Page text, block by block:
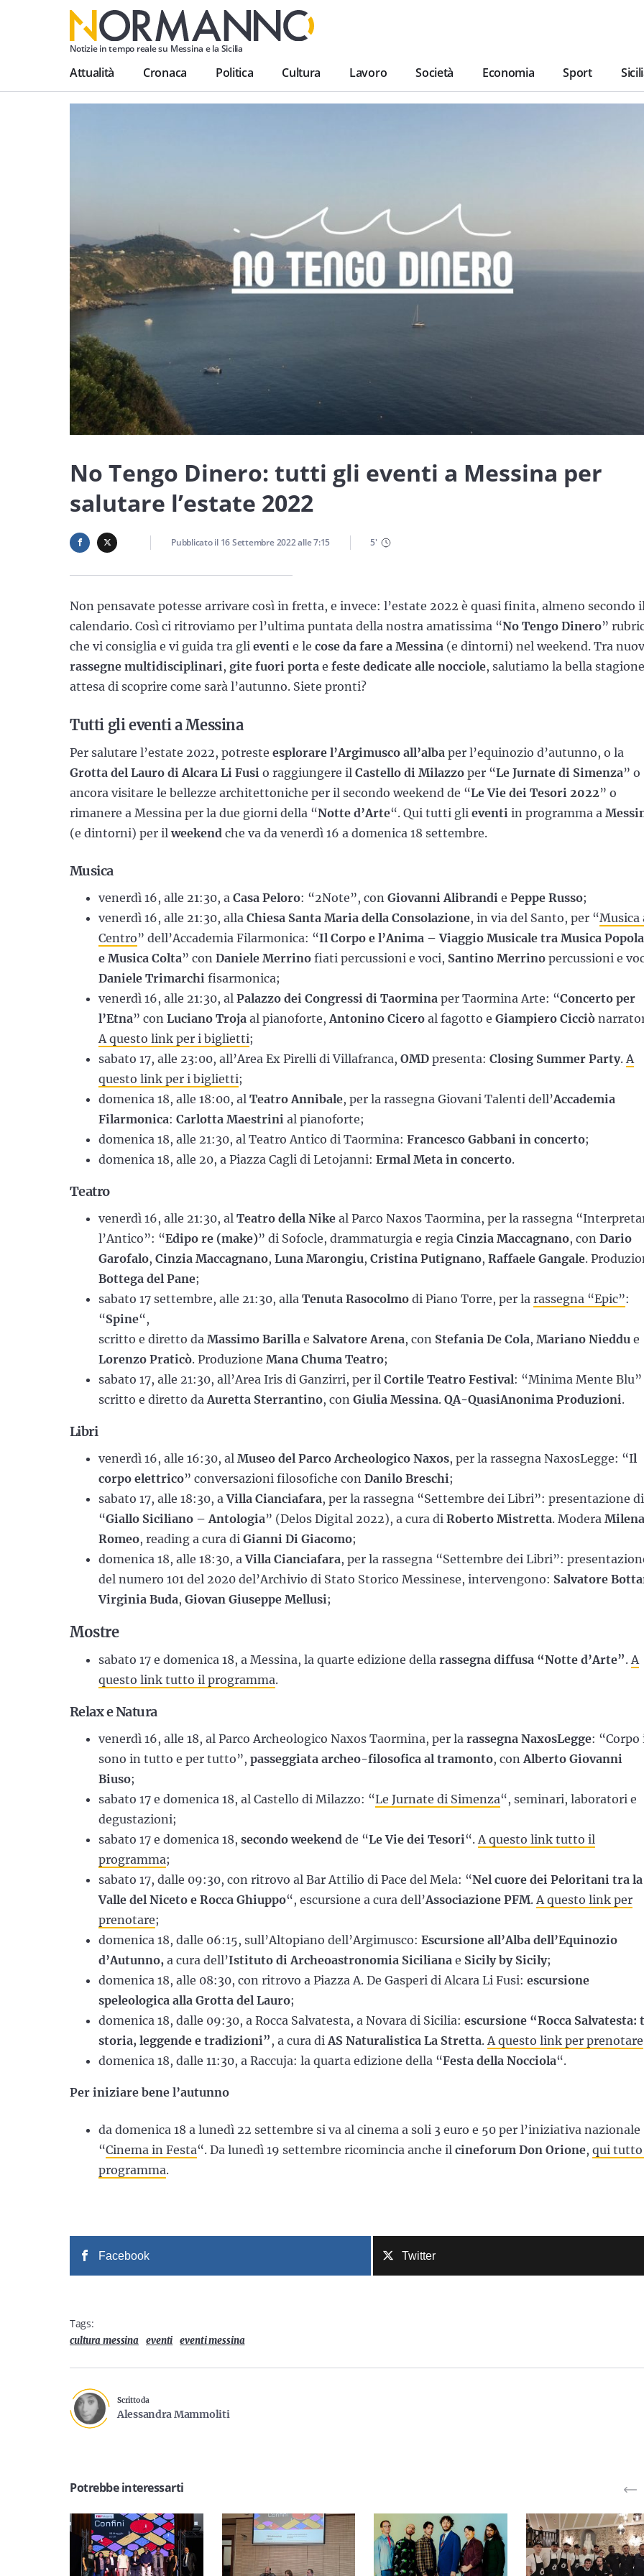
Notizie in tempo reale su Messina e la Sicilia
Attualità Cronaca Politica Cultura Lavoro Società Economia Sport
No Tengo Dinero: tutti gli eventi a Messina per
salutare l’estate 2022
Pubblicato il 16 Settembre 2022alle7:15 5'
Non pensavate potesse arrivare così in fretta, e invece: l’estate 2022 è quasi finita, almeno secondo
calendario. Così ci ritroviamo per l’ultima puntata della nostra amatissima “No Tengo Dinero”
che vi consiglia e vi guida tra gli eventi e le cose da fare a Messina (e dintorni) nel weekend. Tra
rassegne multidisciplinari , gite fuori porta e feste dedicate alle nocciole, salutiamo la bella
attesa di scoprire come sarà l’autunno. Siete pronti?
Tutti gli eventi a Messina
Per salutare l’estate 2022, potreste esplorare l’Argimusco all’alba per l’equinozio d’autunno, o la
Grotta del Lauro di Alcara Li Fusi o raggiungere il Castello di Milazzo per “Le Jurnate di Simenza” o
ancora visitare le bellezze architettoniche per il secondo weekend de “Le Vie dei Tesori 2022” o
rimanere a Messina per la due giorni della “Notte d’Arte“. Qui tutti gli eventi in programma a
(e dintorni) per il weekend che va da venerdì 16 a domenica 18 settembre.
Musica
venerdì 16, alle 21:30, a Casa Peloro: “2Note”, con Giovanni Alibrandi e Peppe Russo;
venerdì 16, alle 21:30, alla Chiesa Santa Maria della Consolazione, in via del Santo, per “Musica
Centro” dell’Accademia Filarmonica: “Il Corpo e l’Anima – Viaggio Musicale tra Musica
e Musica Colta” con Daniele Merrino fiati percussioni e voci, Santino Merrino percussioni e
Daniele Trimarchi fisarmonica;
venerdì 16, alle 21:30, al Palazzo dei Congressi di Taormina per Taormina Arte: “Concerto per
l’Etna” con Luciano Troja al pianoforte, Antonino Cicero al fagotto e Giampiero Cicciò
A questo link per i biglietti;
sabato 17, alle 23:00, all’Area Ex Pirelli di Villafranca, OMD presenta: Closing Summer Party. A
questo link per i biglietti;
domenica 18, alle 18:00, al Teatro Annibale, per la rassegna Giovani Talenti dell’Accademia
Filarmonica: Carlotta Maestrini al pianoforte;
domenica 18, alle 21:30, al Teatro Antico di Taormina: Francesco Gabbani in concerto;
domenica 18, alle 20, a Piazza Cagli di Letojanni: Ermal Meta in concerto.
Teatro
venerdì 16, alle 21:30, al Teatro della Nike al Parco Naxos Taormina, per la rassegna
l’Antico”: “Edipo re (make)” di Sofocle, drammaturgia e regia Cinzia Maccagnano, con Dario
Garofalo, Cinzia Maccagnano, Luna Marongiu, Cristina Putignano, Raffaele Gangale.
Bottega del Pane;
sabato 17 settembre, alle 21:30, alla Tenuta Rasocolmo di Piano Torre, per la rassegna “Epic”:
“Spine“,
scritto e diretto da Massimo Barilla e Salvatore Arena, con Stefania De Cola, Mariano Nieddu e
Lorenzo Praticò. Produzione Mana Chuma Teatro;
sabato 17, alle 21:30, all’Area Iris di Ganzirri, per il Cortile Teatro Festival: “Minima Mente Blu”
scritto e diretto da Auretta Sterrantino, con Giulia Messina. QA-QuasiAnonima Produzioni.
Libri
venerdì 16, alle 16:30, al Museo del Parco Archeologico Naxos, per la rassegna NaxosLegge: “Il
corpo elettrico” conversazioni filosofiche con Danilo Breschi;
sabato 17, alle 18:30, aVilla Cianciafara, per la rassegna “Settembre dei Libri”: presentazione di
“Giallo Siciliano – Antologia” (Delos Digital 2022), a cura di Roberto Mistretta. Modera Milena
Romeo, reading a cura di Gianni Di Giacomo;
domenica 18, alle 18:30, aVilla Cianciafara, per la rassegna “Settembre dei Libri”:
del numero 101 del 2020 del’Archivio di Stato Storico Messinese, intervengono: Salvatore
Virginia Buda, Giovan Giuseppe Mellusi;
Mostre
sabato 17 e domenica 18, a Messina, la quarte edizione della rassegna diffusa “Notte d’Arte”. A
questo link tutto il programma.
Relax e Natura
venerdì 16, alle 18, al Parco Archeologico Naxos Taormina, per la rassegna NaxosLegge: “Corpo
sono in tutto e per tutto”, passeggiata archeo-filosofica al tramonto, con Alberto Giovanni
Biuso;
sabato 17 e domenica 18, al Castello di Milazzo: “Le Jurnate di Simenza“, seminari, laboratori e
degustazioni;
sabato 17 e domenica 18, secondo weekend de “Le Vie dei Tesori“. A questo link tutto il
programma;
sabato 17, dalle 09:30, con ritrovo al Bar Attilio di Pace del Mela: “Nel cuore dei Peloritani tra la
Valle del Niceto e Rocca Ghiuppo“, escursione a cura dell’Associazione PFM. A questo link per
prenotare;
domenica 18, dalle 06:15, sull’Altopiano dell’Argimusco: Escursione all’Alba dell’Equinozio
d’Autunno, a cura dell’Istituto di Archeoastronomia Siciliana e Sicily by Sicily;
domenica 18, alle 08:30, con ritrovo a Piazza A. De Gasperi di Alcara Li Fusi: escursione
speleologica alla Grotta del Lauro;
domenica 18, dalle 09:30, a Rocca Salvatesta, a Novara di Sicilia: escursione “Rocca Salvatesta:
storia, leggende e tradizioni” , a cura di AS Naturalistica La Stretta. A questo link per prenotare
domenica 18, dalle 11:30, a Raccuja: la quarta edizione della “Festa della Nocciola“.
Per iniziare bene l’autunno
da domenica 18 a lunedì 22 settembre si va al cinema a soli 3 euro e 50 per l’iniziativa nazionale
“Cinema in Festa“. Da lunedì 19 settembre ricomincia anche il cineforum Don Orione, qui
programma.
Facebook Twitter
Tags:
cultura messina eventi eventi messina
Scritto da
Alessandra Mammoliti
Potrebbe interessarti